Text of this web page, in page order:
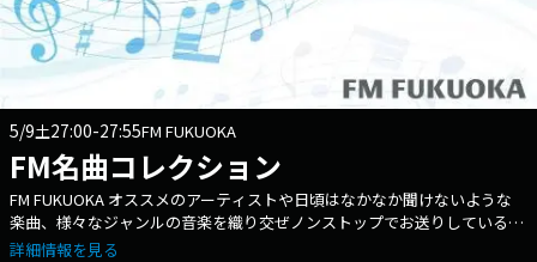
5/9土27:00-27:55FM FUKUOKA
FM名曲コレクション
FM FUKUOKA オススメのアーティストや日頃はなかなか聞けないような
楽曲、様々なジャンルの音楽を織り交ぜノンストップでお送りしている音
楽番組です。 番組Webサイト：
詳細情報を見る